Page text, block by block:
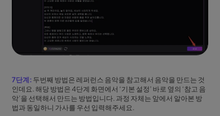
7단계: 두번째 방법은 레퍼런스 음악을 참고해서 음악을 만드는 것
인데요. 해당 방법은 4단계 화면에서 ‘기본 설정’ 바로 옆의 ‘참고 음
악’을 선택해서 만드는 방법입니다. 과정 자체는 앞에서 알아본 방
법과 동일하니 가사를 우선 입력해주세요.